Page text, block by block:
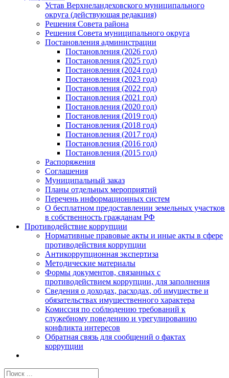
Устав Верхнеландеховского муниципального
округа (действующая редакция)
Решения Совета района
Решения Совета муниципального округа
Постановления администрации
Постановления (2026 год)
Постановления (2025 год)
Постановления (2024 год)
Постановления (2023 год)
Постановления (2022 год)
Постановления (2021 год)
Постановления (2020 год)
Постановления (2019 год)
Постановления (2018 год)
Постановления (2017 год)
Постановления (2016 год)
Постановления (2015 год)
Распоряжения
Соглашения
Муниципальный заказ
Планы отдельных мероприятий
Перечень информационных систем
О бесплатном предоставлении земельных участков
в собственность гражданам РФ
Противодействие коррупции
Нормативные правовые акты и иные акты в сфере
противодействия коррупции
Антикоррупционная экспертиза
Методические материалы
Формы документов, связанных с
противодействием коррупции, для заполнения
Сведения о доходах, расходах, об имуществе и
обязательствах имущественного характера
Комиссия по соблюдению требований к
служебному поведению и урегулированию
конфликта интересов
Обратная связь для сообщений о фактах
коррупции
Результат